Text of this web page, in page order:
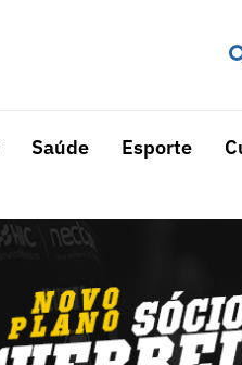
Saúde Esporte